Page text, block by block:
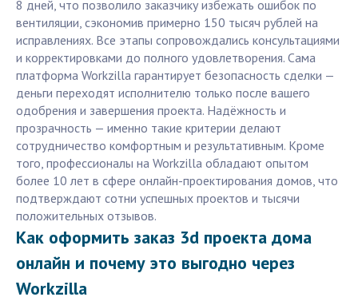
8 дней, что позволило заказчику избежать ошибок по
вентиляции, сэкономив примерно 150 тысяч рублей на
исправлениях. Все этапы сопровождались консультациями
и корректировками до полного удовлетворения. Сама
платформа Workzilla гарантирует безопасность сделки —
деньги переходят исполнителю только после вашего
одобрения и завершения проекта. Надёжность и
прозрачность — именно такие критерии делают
сотрудничество комфортным и результативным. Кроме
того, профессионалы на Workzilla обладают опытом
более 10 лет в сфере онлайн-проектирования домов, что
подтверждают сотни успешных проектов и тысячи
положительных отзывов.
Как оформить заказ 3d проекта дома
онлайн и почему это выгодно через
Workzilla